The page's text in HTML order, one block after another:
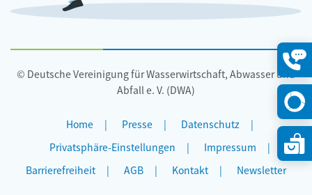
© Deutsche Vereinigung für Wasserwirtschaft, Abwasser und
Abfall e. V. (DWA)
Home Presse
Datenschutz
Privatsphäre-Einstellungen
Impressum
Barrierefreiheit
AGB Kontakt Newsletter